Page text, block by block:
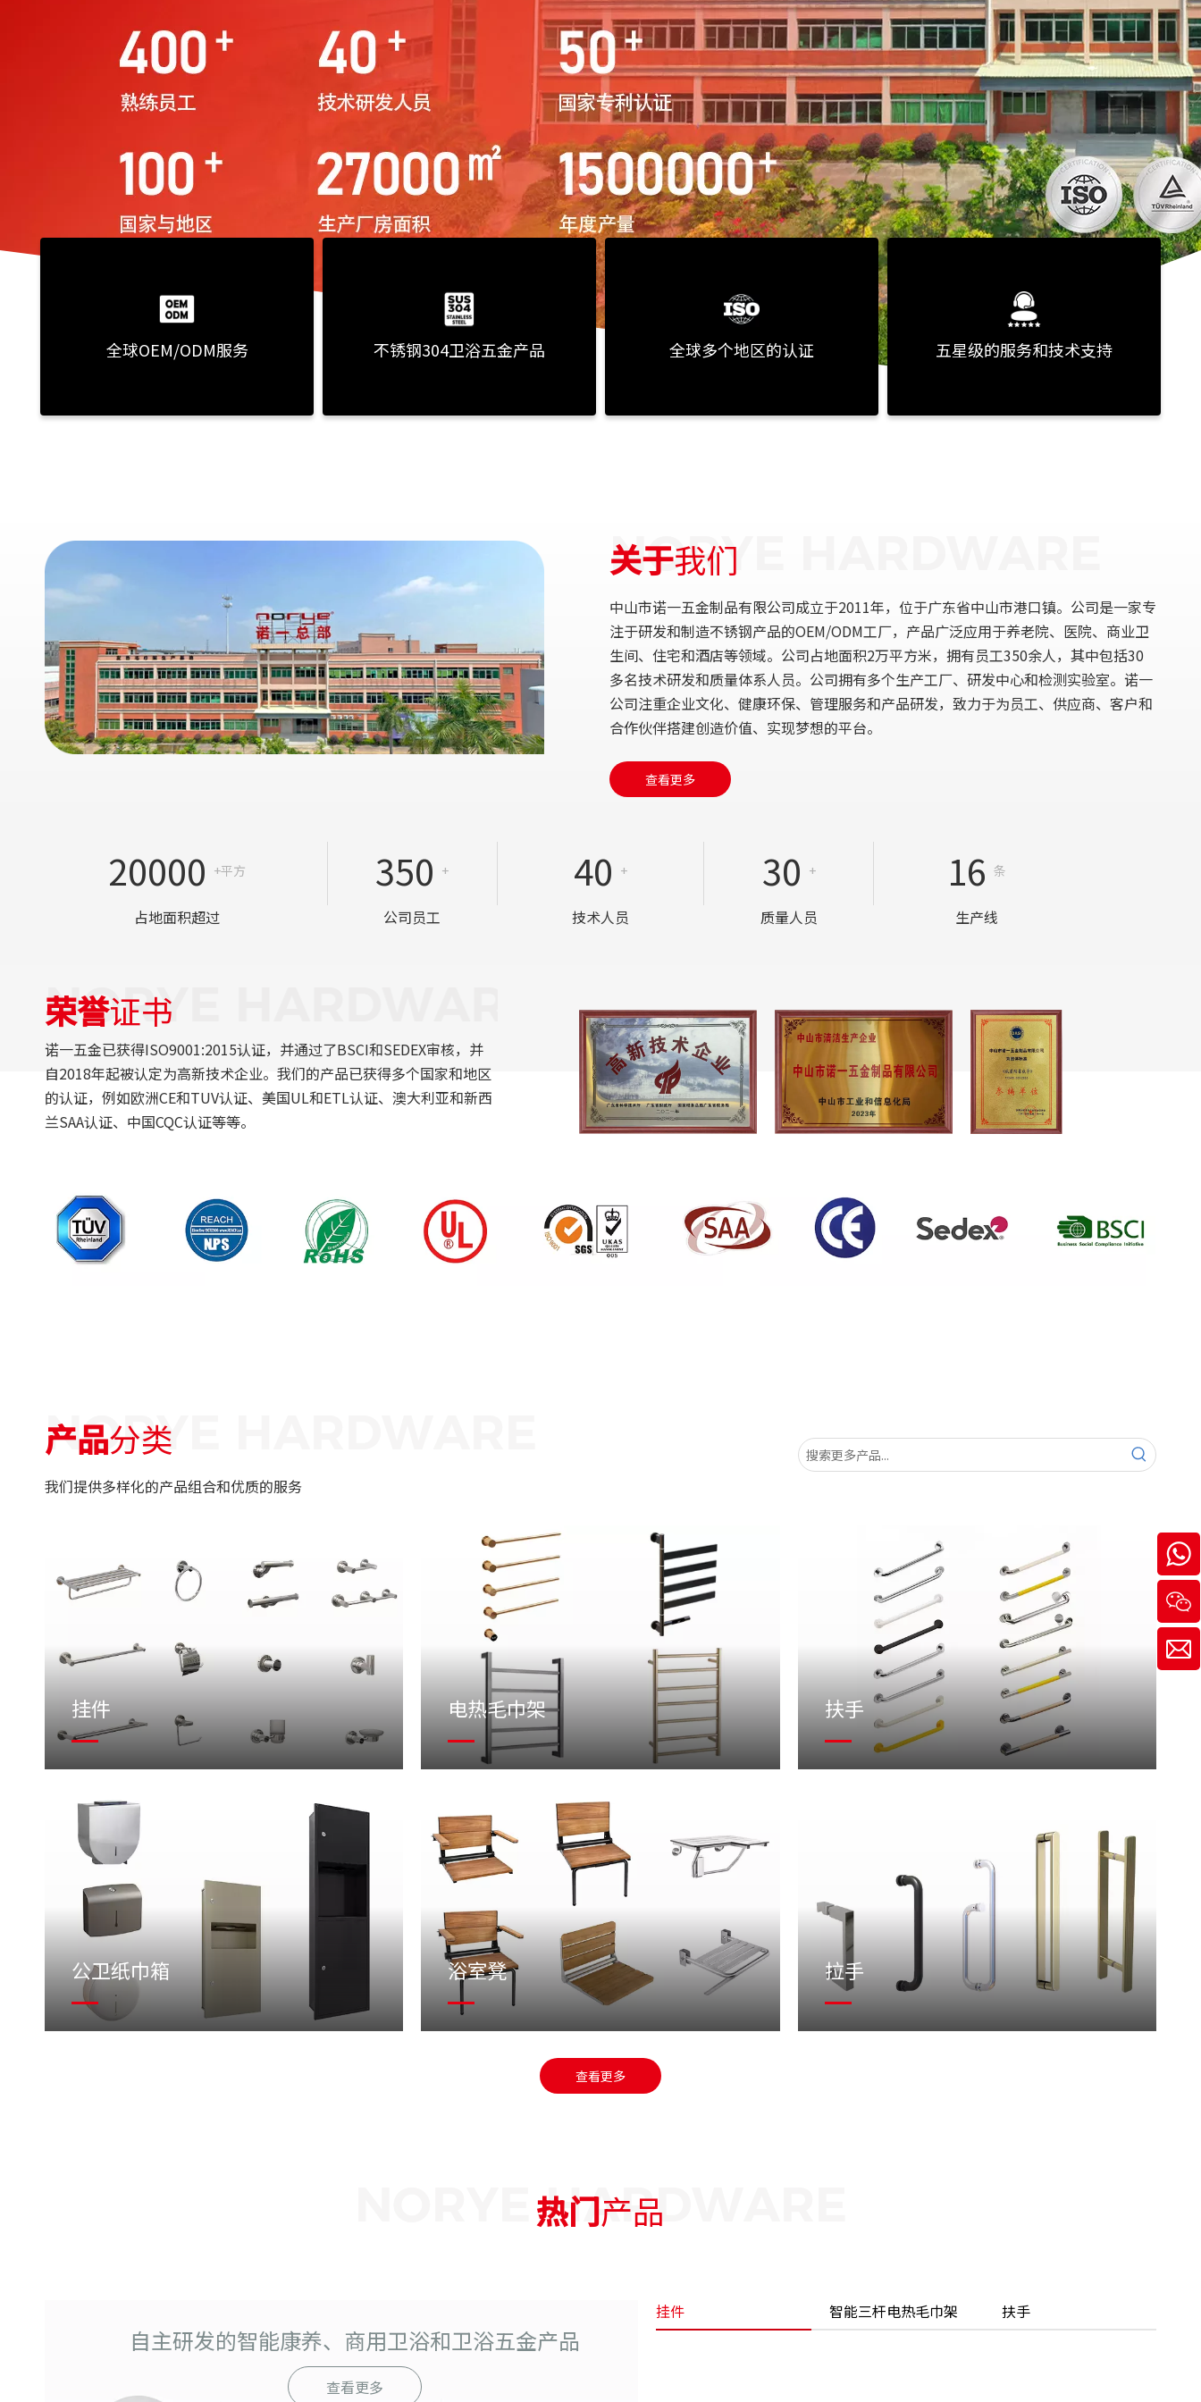
全球OEM/ODM服务 不锈钢304卫浴五金产品 全球多个地区的认证 五星级的服务和技术支持
关于我们
中山市诺一五金制品有限公司成立于2011年，位于广东省中山市港口镇。公司是一家专
注于研发和制造不锈钢产品的OEM/ODM工厂，产品广泛应用于养老院、医院、商业卫
生间、住宅和酒店等领域。公司占地面积2万平方米，拥有员工350余人，其中包括30
多名技术研发和质量体系人员。公司拥有多个生产工厂、研发中心和检测实验室。诺一
公司注重企业文化、健康环保、管理服务和产品研发，致力于为员工、供应商、客户和
合作伙伴搭建创造价值、实现梦想的平台。
查看更多
20000 +平方
占地面积超过
350 +
公司员工
40 +
技术人员
30 +
质量人员
16 条
生产线
荣誉证书
诺一五金已获得ISO9001:2015认证，并通过了BSCI和SEDEX审核，并
自2018年起被认定为高新技术企业。我们的产品已获得多个国家和地区
的认证，例如欧洲CE和TUV认证、美国UL和ETL认证、澳大利亚和新西
兰SAA认证、中国CQC认证等等。
产品分类
我们提供多样化的产品组合和优质的服务
挂件 电热毛巾架 扶手
公卫纸巾箱 浴室凳 拉手
查看更多
热门产品
自主研发的智能康养、商用卫浴和卫浴五金产品
查看更多
挂件 智能三杆电热毛巾架 扶手